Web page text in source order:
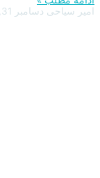
امیر سیاحی دسامبر 31, 2024